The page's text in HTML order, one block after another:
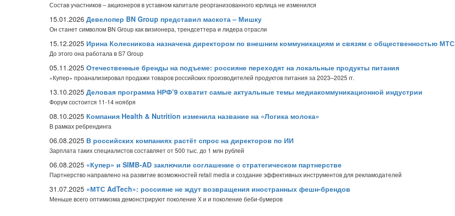
Состав участников – акционеров в уставном капитале реорганизованного юрлица не изменился
15.01.2026 Девелопер BN Group представил маскота – Мишку
Он станет символом BN Group как визионера, трендсеттера и лидера отрасли
15.12.2025 Ирина Колесникова назначена директором по внешним коммуникациям и связям с общественностью МТС
До этого она работала в S7 Group
05.11.2025 Отечественные бренды на подъеме: россияне переходят на локальные продукты питания
«Купер» проанализировал продажи товаров российских производителей продуктов питания за 2023–2025 гг.
13.10.2025 Деловая программа НРФ’9 охватит самые актуальные темы медиакоммуникационной индустрии
Форум состоится 11-14 ноября
08.10.2025 Компания Health & Nutrition изменила название на «Логика молока»
В рамках ребрендинга
06.08.2025 В российских компаниях растёт спрос на директоров по ИИ
Зарплата таких специалистов составляет от 500 тыс. до 1 млн рублей
06.08.2025 «Купер» и SIMB-AD заключили соглашение о стратегическом партнерстве
Партнерство направлено на развитие возможностей retail media и создание эффективных инструментов для рекламодателей
31.07.2025 «МТС AdTech»: россияне не ждут возвращения иностранных фешн-брендов
Меньше всего оптимизма демонстрируют поколение Х и и поколение беби-бумеров